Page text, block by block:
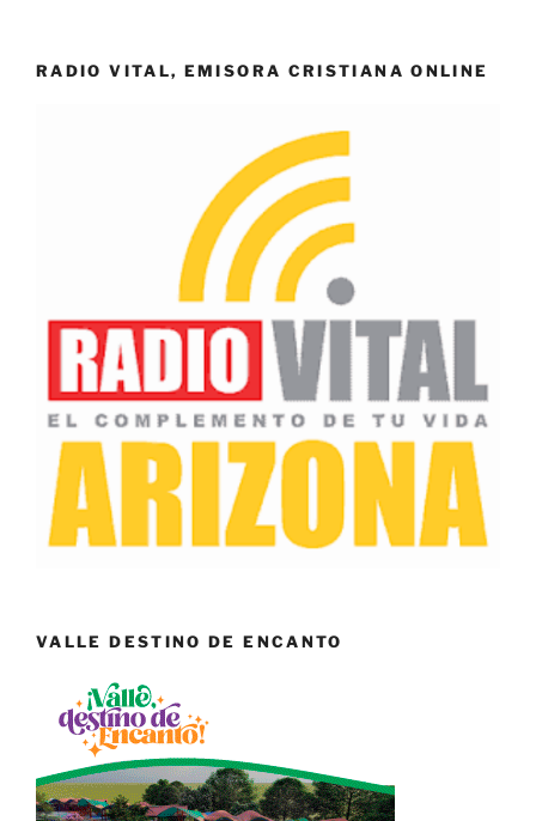
RADIO VITAL, EMISORA CRISTIANA ONLINE
VALLE DESTINO DE ENCANTO